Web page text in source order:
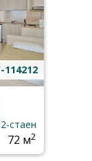
2-стаен
72 м2